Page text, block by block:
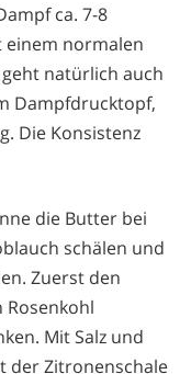
ca. 7-8
einem normalen
natürlich auch
Dampfdrucktopf,
Die Konsistenz
die Butter bei
schälen und
Zuerst den
Rosenkohl
Mit Salz und
der Zitronenschale